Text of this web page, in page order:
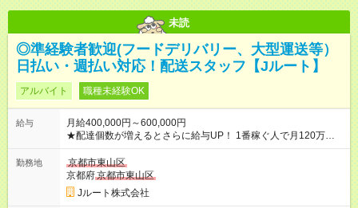
未読
◎準経験者歓迎(フードデリバリー、大型運送等）
日払い・週払い対応！配送スタッフ【Jルート】
アルバイト 職種未経験OK
給与
月給400,000円～600,000円
★配達個数が増えるとさらに給与UP！ 1番稼ぐ人で月120万ほ
ど！ ・主要都市エリア 月収55万円／週5日稼働 月収65万~112
万円／週6日稼働 ・地方郊外エリア 月収40万円／週5日稼働 月
収40万円~50万円／週6日稼働 ＜モデルイメージ＞ ■月収50万
円 (27歳男性/江東区在住)※元建築関係 1日150個配達×25日勤務
(日休み) ■月収80万円(43歳男性/墨田区在住)※元営業 1日200個
勤務地
京都市東山区
京都府京都市東山区
Jルート株式会社